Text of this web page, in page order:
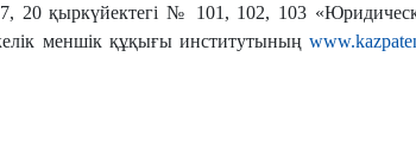
қыркүйектегі № 101, 102, 103
меншік құқығы институтының